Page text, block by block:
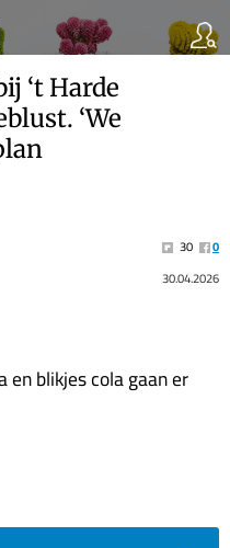
‘t Harde
‘We
30
0
30.04.2026
en blikjes cola gaan er